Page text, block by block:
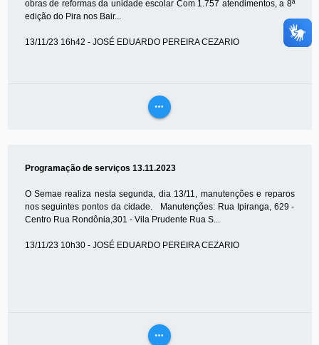
obras de reformas da unidade escolar Com 1.757 atendimentos, a 8ª
edição do Pira nos Bair...
13/11/23 16h42 - JOSÉ EDUARDO PEREIRA CEZARIO
more_horiz
Programação de serviços 13.11.2023
O Semae realiza nesta segunda, dia 13/11, manutenções e reparos
nos seguintes pontos da cidade. Manutenções: Rua Ipiranga, 629 -
Centro Rua Rondônia,301 - Vila Prudente Rua S...
13/11/23 10h30 - JOSÉ EDUARDO PEREIRA CEZARIO
more_horiz